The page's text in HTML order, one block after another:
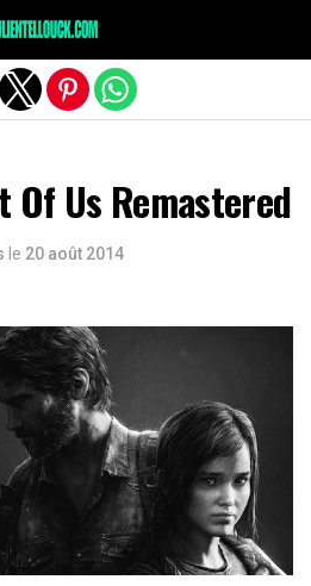
Of Us Remastered
le 20 août 2014